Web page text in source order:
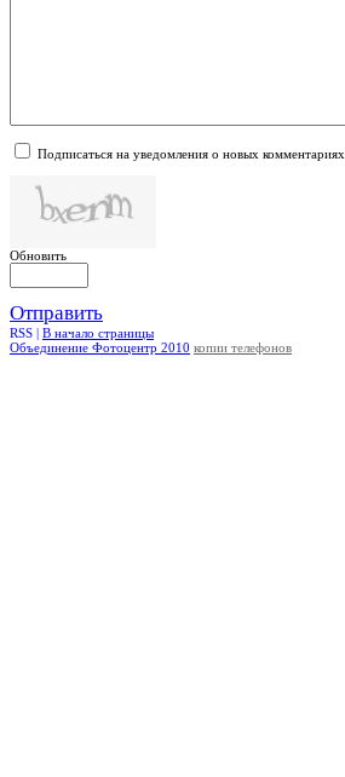
Подписаться на уведомления о новых комментариях
Обновить
Отправить
RSS | В начало страницы
Объединение Фотоцентр 2010 копии телефонов